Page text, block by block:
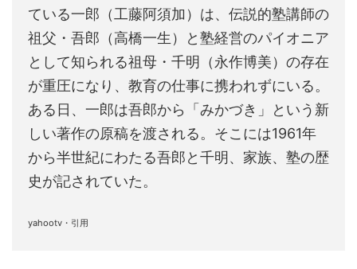
ている一郎（工藤阿須加）は、伝説的塾講師の
祖父・吾郎（高橋一生）と塾経営のパイオニア
として知られる祖母・千明（永作博美）の存在
が重圧になり、教育の仕事に携われずにいる。
ある日、一郎は吾郎から「みかづき」という新
しい著作の原稿を渡される。そこには1961年
から半世紀にわたる吾郎と千明、家族、塾の歴
史が記されていた。
yahootv・引用